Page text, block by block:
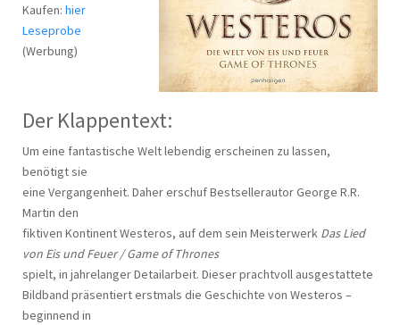
Kaufen: hier
Leseprobe
(Werbung)
Der Klappentext:
Um eine fantastische Welt lebendig erscheinen zu lassen,
benötigt sie
eine Vergangenheit. Daher erschuf Bestsellerautor George R.R.
Martin den
fiktiven Kontinent Westeros, auf dem sein Meisterwerk Das Lied
von Eis und Feuer / Game of Thrones
spielt, in jahrelanger Detailarbeit. Dieser prachtvoll ausgestattete
Bildband präsentiert erstmals die Geschichte von Westeros –
beginnend in